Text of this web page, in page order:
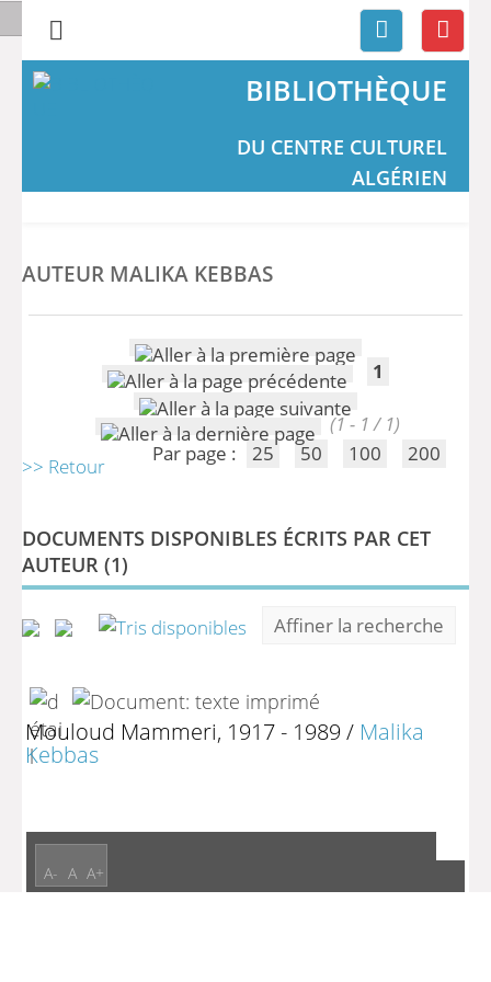
BIBLIOTHÈQUE
DU CENTRE CULTUREL
ALGÉRIEN
AUTEUR MALIKA KEBBAS
1
(1 - 1 / 1)
Par page :
25 50 100 200
>> Retour
DOCUMENTS DISPONIBLES ÉCRITS PAR CET
AUTEUR (1)
Affiner la recherche
Mouloud Mammeri, 1917 - 1989 / Malika
Kebbas
A- A A+